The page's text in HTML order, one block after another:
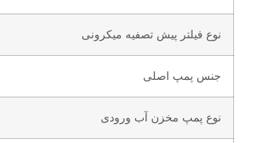
نوع فیلتر پیش تصفیه میکرونی
جنس پمپ اصلی
نوع پمپ مخزن آب ورودی